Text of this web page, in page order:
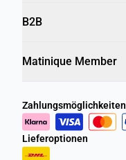
B2B
Matinique Member
Zahlungsmöglichkeiten
Lieferoptionen